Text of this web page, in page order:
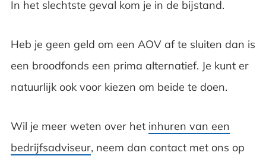
In het slechtste geval kom je in de bijstand.
Heb je geen geld om een AOV af te sluiten dan is
een broodfonds een prima alternatief. Je kunt er
natuurlijk ook voor kiezen om beide te doen.
Wil je meer weten over het inhuren van een
bedrijfsadviseur, neem dan contact met ons op